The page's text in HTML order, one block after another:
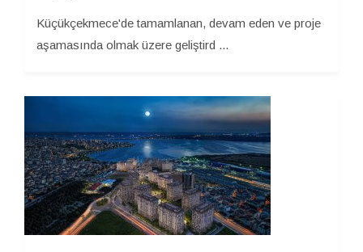
Küçükçekmece'de tamamlanan, devam eden ve proje
aşamasında olmak üzere geliştird ...